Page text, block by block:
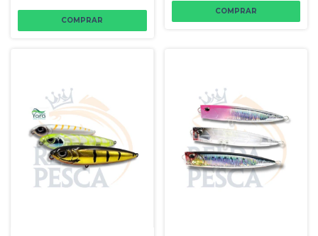
COMPRAR
COMPRAR